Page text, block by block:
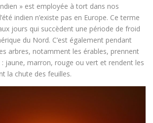
» est employée à tort dans nos
indien n’existe pas en Europe. Ce terme
jours qui succèdent une période de froid
du Nord. C’est également pendant
arbres, notamment les érables, prennent
jaune, marron, rouge ou vert et rendent les
la chute des feuilles.